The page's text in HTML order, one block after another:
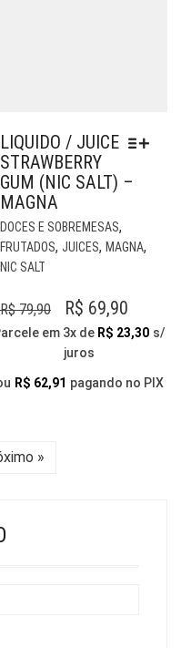
LIQUIDO / JUICE
STRAWBERRY
GUM (NIC SALT) –
MAGNA
DOCES E SOBREMESAS,
FRUTADOS, JUICES, MAGNA,
NIC SALT
SER
R$79,90
O
PREÇO
ORIGINAL
ERA:
R$ 69,90
PREÇO
É:
em 3x de R$ 23,30 s/
juros
R$ 62,91 pagando no PIX
»